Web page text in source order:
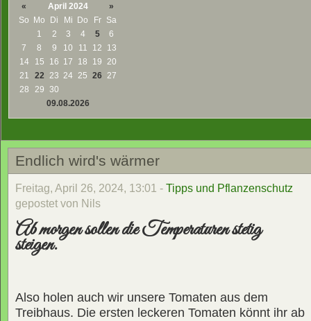
« April 2024
»
So Mo Di Mi Do Fr
Sa
1
2 3 4 5
6
7
8 9 10 11 12
13
14
15 16 17 18 19 20
21
22 23 24 25 26 27
28
29 30
09.08.2026
Endlich wird's wärmer
Freitag, April 26, 2024, 13:01 - Tipps und Pflanzenschutz
gepostet von Nils
Ab morgen sollen die Temperaturen stetig
steigen.
Also holen auch wir unsere Tomaten aus dem
Treibhaus. Die ersten leckeren Tomaten könnt ihr ab